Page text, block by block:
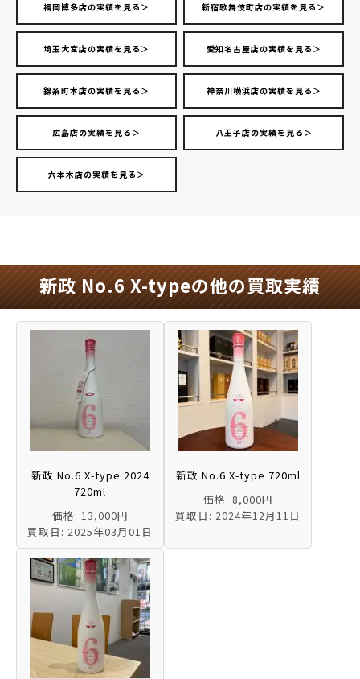
福岡博多店の実績を見る＞ 新宿歌舞伎町店の実績を見る＞
埼玉大宮店の実績を見る＞ 愛知名古屋店の実績を見る＞
錦糸町本店の実績を見る＞ 神奈川横浜店の実績を見る＞
広島店の実績を見る＞ 八王子店の実績を見る＞
六本木店の実績を見る＞
新政 No.6 X-typeの他の買取実績
新政 No.6 X-type 2024
720ml
価格: 13,000円
買取日: 2025年03月01日
新政 No.6 X-type 720ml
価格: 8,000円
買取日: 2024年12月11日